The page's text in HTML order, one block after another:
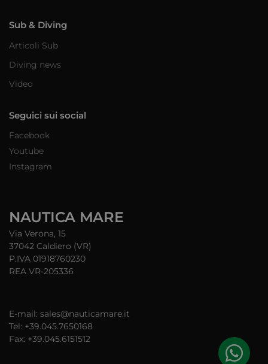
Sub & Diving
Articoli Sub
Diving news
Video
Seguici sui social
Facebook
Youtube
Instagram
NAUTICA MARE
Via Verona, 15
37042 Caldiero (VR)
P.IVA 01918760230
REA VR-205336
E-mail: sales@nauticamare.it
Tel: +39.045.7650168
Fax: +39.045.6151512